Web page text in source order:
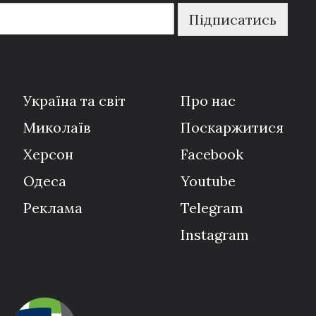
Підписатись
Україна та світ
Миколаїв
Херсон
Одеса
Реклама
Про нас
Поскаржитися
Facebook
Youtube
Telegram
Instagram